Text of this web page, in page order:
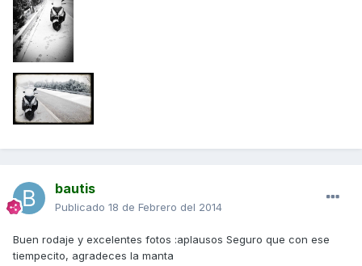
bautis
Publicado 18 de Febrero del 2014
Buen rodaje y excelentes fotos :aplausos Seguro que con ese
tiempecito, agradeces la manta